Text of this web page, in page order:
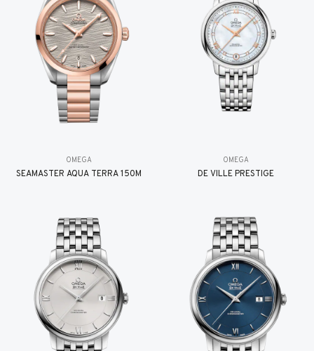
OMEGA
SEAMASTER AQUA TERRA 150M
OMEGA
DE VILLE PRESTIGE